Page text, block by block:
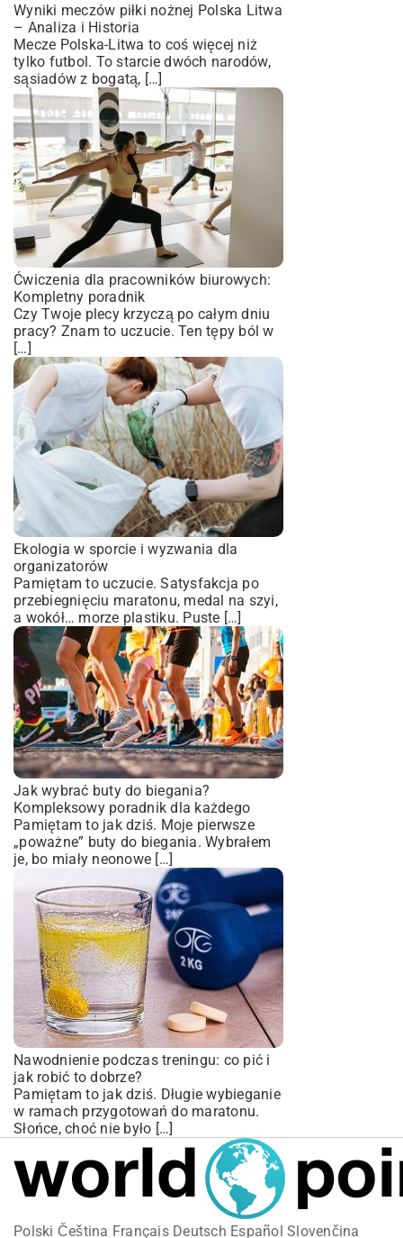
Wyniki meczów piłki nożnej Polska Litwa
– Analiza i Historia
Mecze Polska-Litwa to coś więcej niż
tylko futbol. To starcie dwóch narodów,
sąsiadów z bogatą, […]
Ćwiczenia dla pracowników biurowych:
Kompletny poradnik
Czy Twoje plecy krzyczą po całym dniu
pracy? Znam to uczucie. Ten tępy ból w
[…]
Ekologia w sporcie i wyzwania dla
organizatorów
Pamiętam to uczucie. Satysfakcja po
przebiegnięciu maratonu, medal na szyi,
a wokół… morze plastiku. Puste […]
Jak wybrać buty do biegania?
Kompleksowy poradnik dla każdego
Pamiętam to jak dziś. Moje pierwsze
„poważne” buty do biegania. Wybrałem
je, bo miały neonowe […]
Nawodnienie podczas treningu: co pić i
jak robić to dobrze?
Pamiętam to jak dziś. Długie wybieganie
w ramach przygotowań do maratonu.
Słońce, choć nie było […]
Polski Čeština Français Deutsch Español Slovenčina